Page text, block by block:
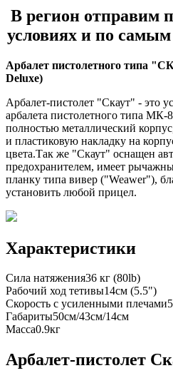
В регион отправим
условиях и по
Арбалет пистолетного типа
Deluxe)
Арбалет-пистолет "Скаут" - это
арбалета пистолетного типа
полностью металлический
и пластиковую накладку на
цвета.Так же "Скаут" оснащен
предохранителем, имеет
планку типа вивер ("Weawer"),
установить любой прицел.
Характеристики
Сила натяжения36 кг (80lb)
Рабочий ход тетивы14см (5.5")
Скорость с усиленными плечами
Габариты50см/43см/14см
Масса0.9кг
Арбалет-пистолет